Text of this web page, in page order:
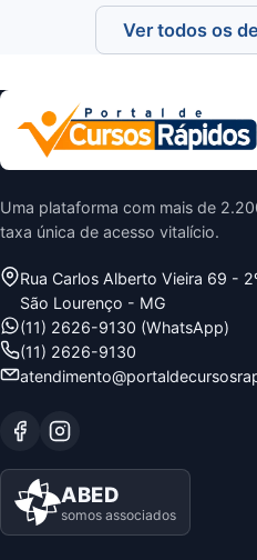
Ver todos os
Uma plataforma com mais de
taxa única de acesso vitalício.
Rua Carlos Alberto Vieira 69 -
São Lourenço - MG
(11) 2626-9130 (WhatsApp)
(11) 2626-9130
ABED
somos associados